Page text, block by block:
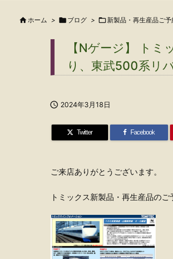
 ホーム > ブログ > 新製品・再生産品ご予
【Nゲージ】 ト
り、東武500系リ
 2024年3月18日
Twitter Facebook
ご来店ありがとうございます。
トミックス新製品・再生産品のご